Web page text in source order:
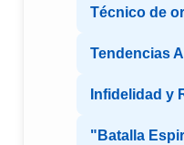
Técnico de
Tendencias
Infidelidad y
"Batalla